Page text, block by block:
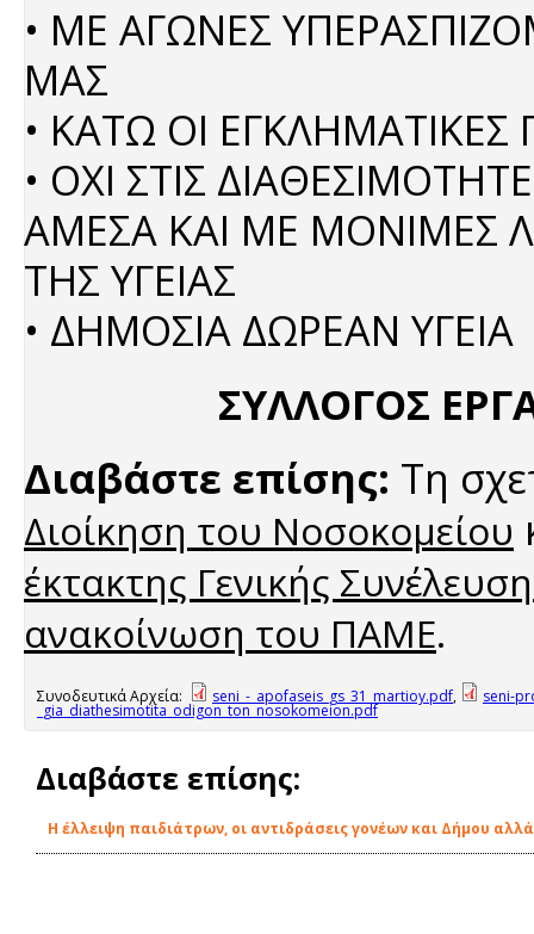
• ΜΕ ΑΓΩΝΕΣ
ΜΑΣ
• ΚΑΤΩ ΟΙ
• ΟΧΙ ΣΤΙΣ
ΑΜΕΣΑ ΚΑΙ ΜΕ ΜΟΝΙΜΕΣ
ΤΗΣ ΥΓΕΙΑΣ
• ΔΗΜΟΣΙΑ ΔΩΡΕΑΝ ΥΓΕΙΑ
ΣΥΛΛΟΓΟΣ
Διαβάστε επίσης: Τη
Διοίκηση του Νοσοκομείου
έκτακτης Γενικής
ανακοίνωση του ΠΑΜΕ.
Συνοδευτικά Αρχεία: seni_-_apofaseis_gs_31_martioy.pdf, seni-
_gia_diathesimotita_odigon_ton_nosokomeion.pdf
Διαβάστε επίσης:
Η έλλειψη παιδιάτρων, οι αντιδράσεις γονέων και Δήμου